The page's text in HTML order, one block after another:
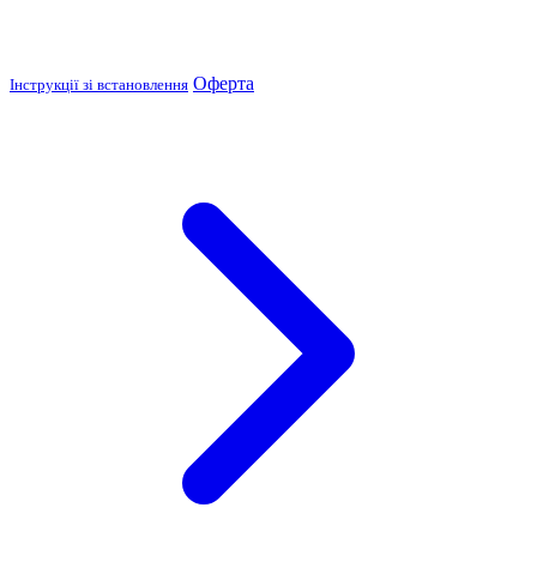
Інструкції зі встановлення Оферта